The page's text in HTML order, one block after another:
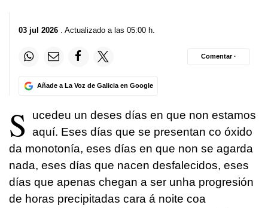
03 jul 2026 . Actualizado a las 05:00 h.
Añade a La Voz de Galicia en Google
Comentar ·
S
ucedeu un deses días en que non estamos
aquí. Eses días que se presentan co óxido
da monotonía, eses días en que non se agarda
nada, eses días que nacen desfalecidos, eses
días que apenas chegan a ser unha progresión
de horas precipitadas cara á noite coa